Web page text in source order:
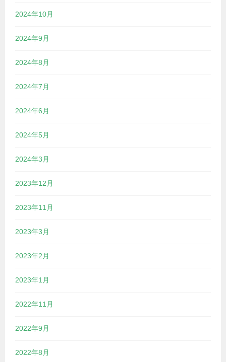
2024年10月
2024年9月
2024年8月
2024年7月
2024年6月
2024年5月
2024年3月
2023年12月
2023年11月
2023年3月
2023年2月
2023年1月
2022年11月
2022年9月
2022年8月